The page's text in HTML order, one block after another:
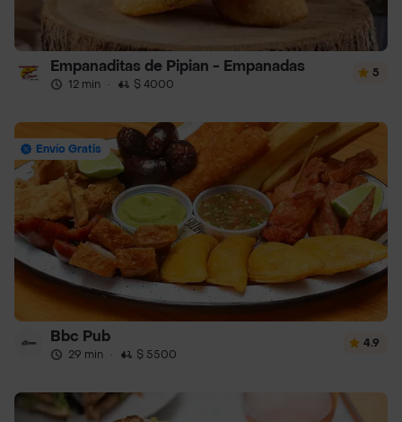
Empanaditas de Pipian - Empanadas
12 min · $ 4000
5
Envío Gratis
Bbc Pub
29 min · $ 5500
4.9